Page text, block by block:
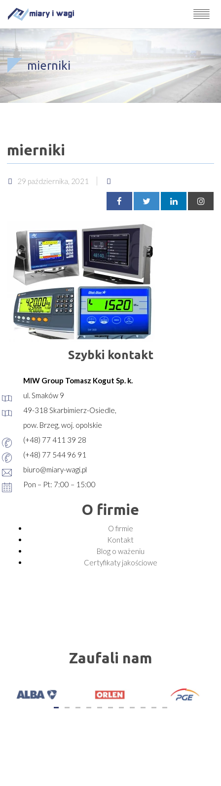
mierniki
mierniki
29 października, 2021
Szybki kontakt
MIW Group Tomasz Kogut Sp. k.
ul. Smaków 9
49-318 Skarbimierz-Osiedle,
pow. Brzeg, woj. opolskie
(+48) 77 411 39 28
(+48) 77 544 96 91
biuro@miary-wagi.pl
Pon – Pt: 7:00 – 15:00
O firmie
O firmie
Kontakt
Blog o ważeniu
Certyfikaty jakościowe
Zaufali nam